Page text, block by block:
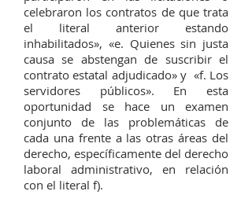
celebraron los contratos de que trata
el literal anterior estando
inhabilitados», «e. Quienes sin justa
causa se abstengan de suscribir el
contrato estatal adjudicado» y «f. Los
servidores públicos». En esta
oportunidad se hace un examen
conjunto de las problemáticas de
cada una frente a las otras áreas del
derecho, específicamente del derecho
laboral administrativo, en relación
con el literal f).